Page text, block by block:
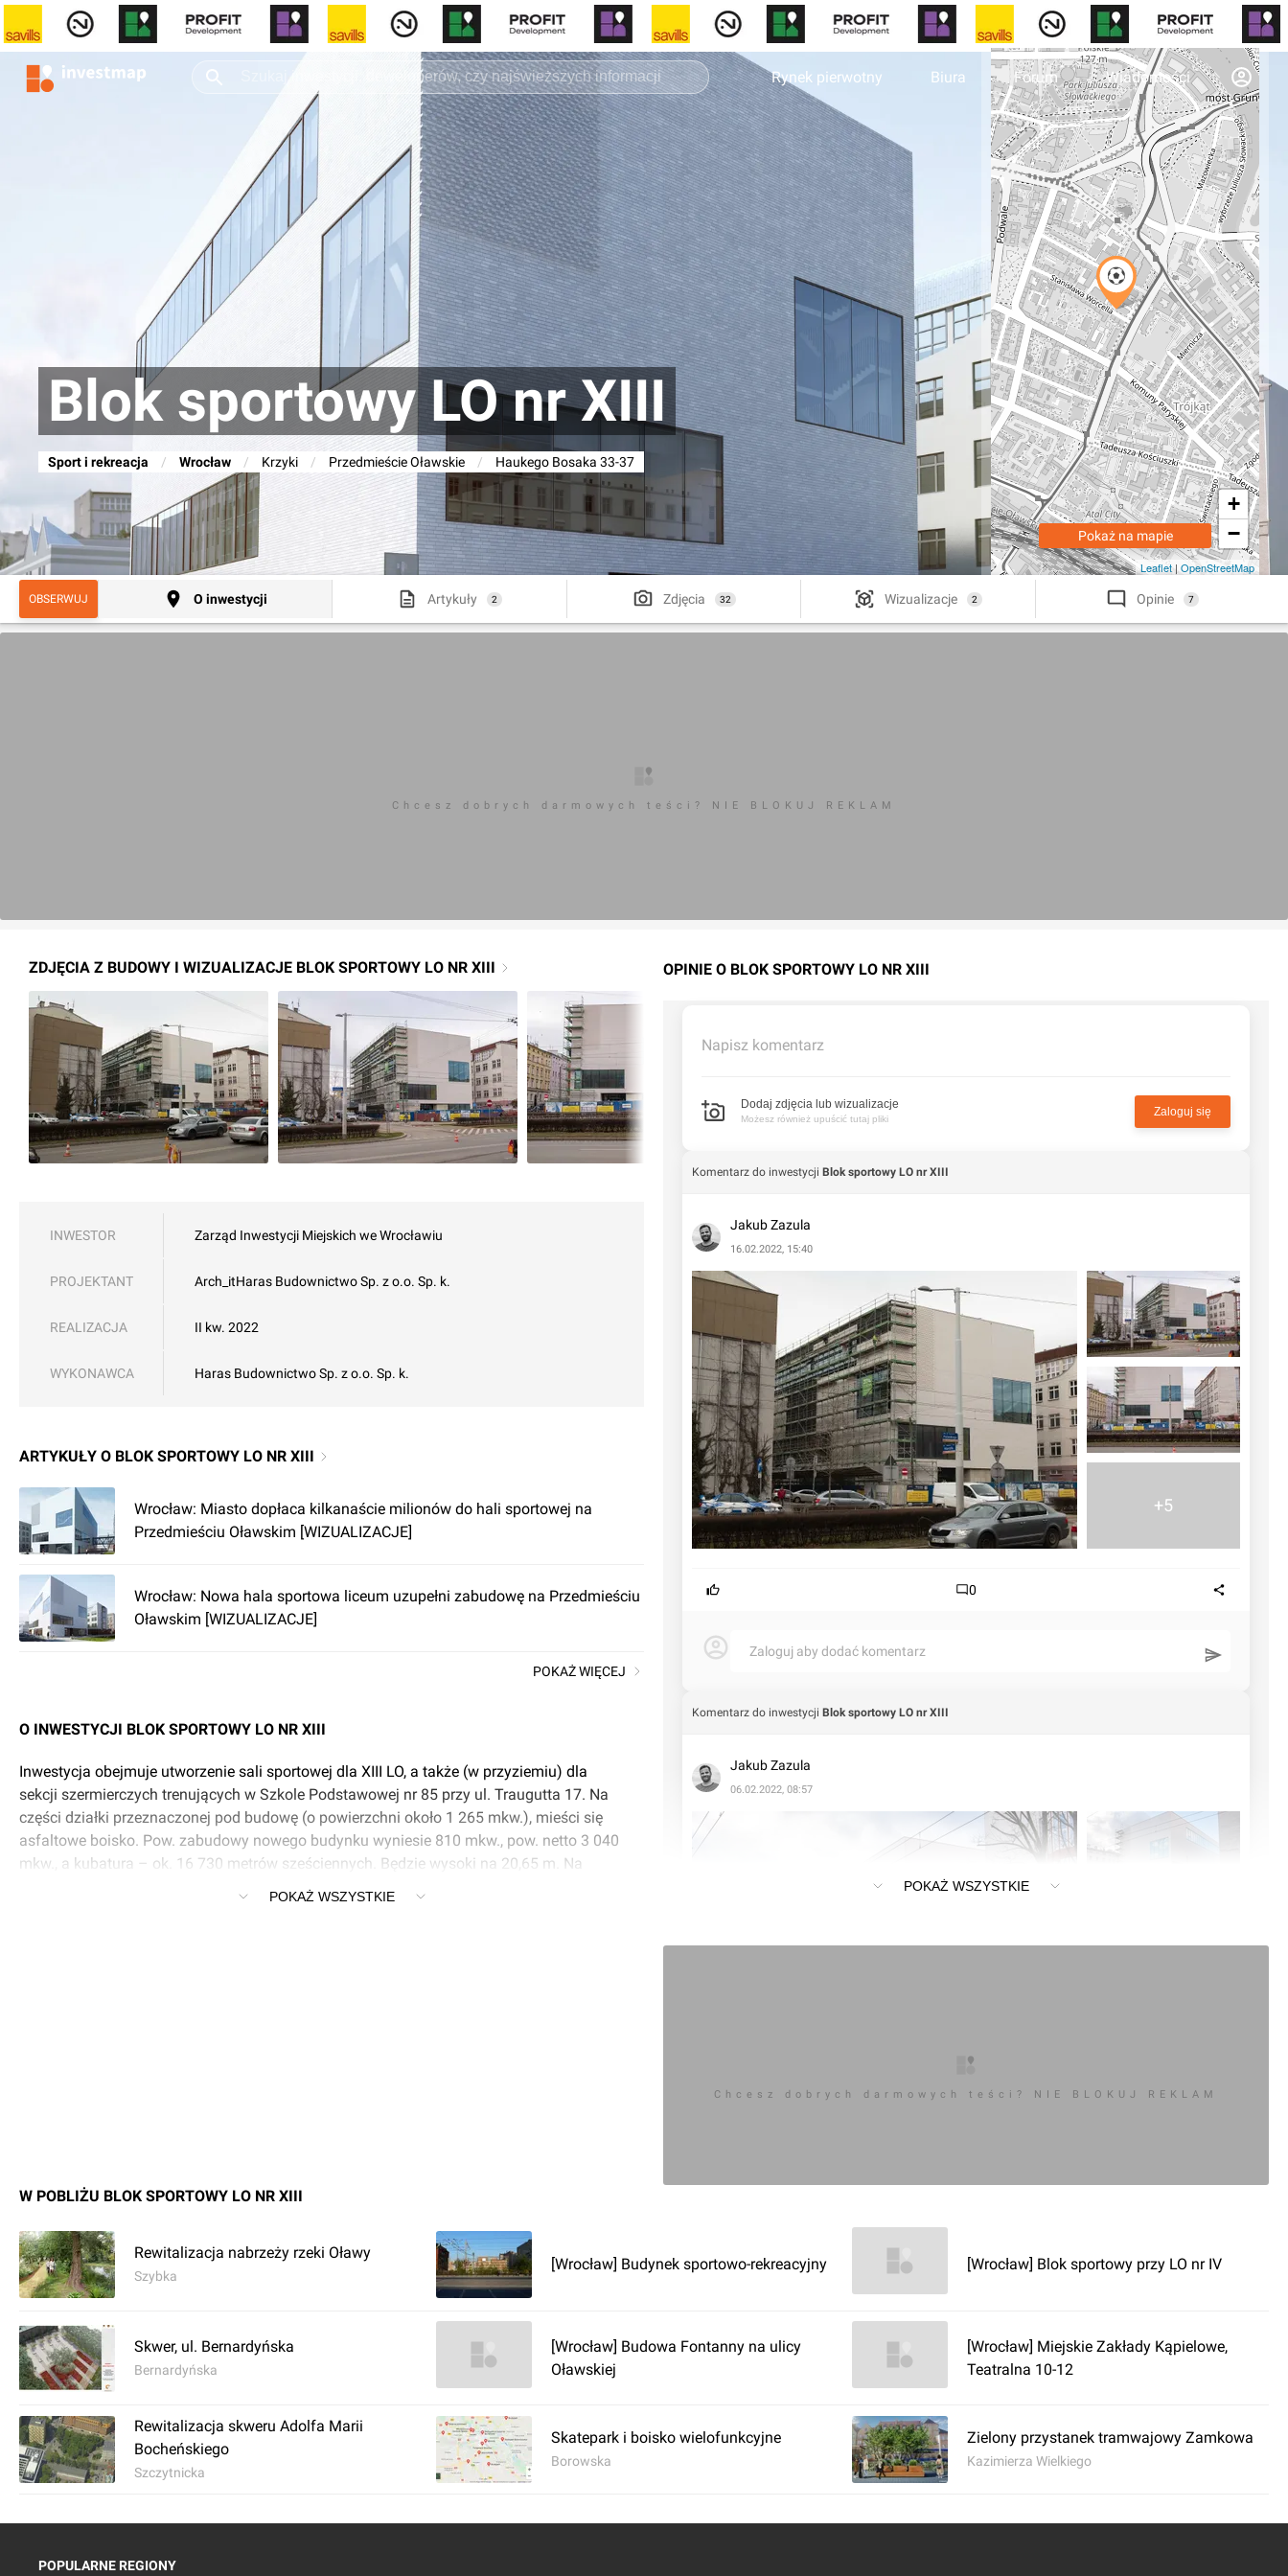
Rynek pierwotny Biura Forum Wiadomości
Blok sportowy LO nr XIII
Sport i rekreacja / Wrocław / Krzyki / Przedmieście Oławskie / Haukego Bosaka 33-37
+
−
Leaflet | OpenStreetMap
Pokaż na mapie
OBSERWUJ O inwestycji Artykuły 2 Zdjęcia 32 Wizualizacje 2 Opinie 7
Chcesz dobrych darmowych teści? NIE BLOKUJ REKLAM
ZDJĘCIA Z BUDOWY I WIZUALIZACJE BLOK SPORTOWY LO NR XIII
INWESTOR Zarząd Inwestycji Miejskich we Wrocławiu
PROJEKTANT Arch_itHaras Budownictwo Sp. z o.o. Sp. k.
REALIZACJA II kw. 2022
WYKONAWCA Haras Budownictwo Sp. z o.o. Sp. k.
ARTYKUŁY O BLOK SPORTOWY LO NR XIII
Wrocław: Miasto dopłaca kilkanaście milionów do hali sportowej na
Przedmieściu Oławskim [WIZUALIZACJE]
Wrocław: Nowa hala sportowa liceum uzupełni zabudowę na Przedmieściu
Oławskim [WIZUALIZACJE]
POKAŻ WIĘCEJ
O INWESTYCJI BLOK SPORTOWY LO NR XIII
Inwestycja obejmuje utworzenie sali sportowej dla XIII LO, a także (w przyziemiu) dla
sekcji szermierczych trenujących w Szkole Podstawowej nr 85 przy ul. Traugutta 17. Na
części działki przeznaczonej pod budowę (o powierzchni około 1 265 mkw.), mieści się
asfaltowe boisko. Pow. zabudowy nowego budynku wyniesie 810 mkw., pow. netto 3 040
mkw., a kubatura – ok. 16 730 metrów sześciennych. Będzie wysoki na 20,65 m. Na
poziomie pierwszego piętra powstanie łącznik ze szkołą.
POKAŻ WSZYSTKIE
OPINIE O BLOK SPORTOWY LO NR XIII
Napisz komentarz
Dodaj zdjęcia lub wizualizacje
Możesz również upuścić tutaj pliki
Zaloguj się
Komentarz do inwestycji Blok sportowy LO nr XIII
Jakub Zazula
16.02.2022, 15:40
+5
0
Zaloguj aby dodać komentarz
Komentarz do inwestycji Blok sportowy LO nr XIII
Jakub Zazula
06.02.2022, 08:57
POKAŻ WSZYSTKIE
Chcesz dobrych darmowych teści? NIE BLOKUJ REKLAM
W POBLIŻU BLOK SPORTOWY LO NR XIII
Rewitalizacja nabrzeży rzeki Oławy
Szybka
[Wrocław] Budynek sportowo-rekreacyjny [Wrocław] Blok sportowy przy LO nr IV
Skwer, ul. Bernardyńska
Bernardyńska
[Wrocław] Budowa Fontanny na ulicy
Oławskiej
[Wrocław] Miejskie Zakłady Kąpielowe,
Teatralna 10-12
Rewitalizacja skweru Adolfa Marii
Bocheńskiego
Szczytnicka
Skatepark i boisko wielofunkcyjne
Borowska
Zielony przystanek tramwajowy Zamkowa
Kazimierza Wielkiego
POPULARNE REGIONY